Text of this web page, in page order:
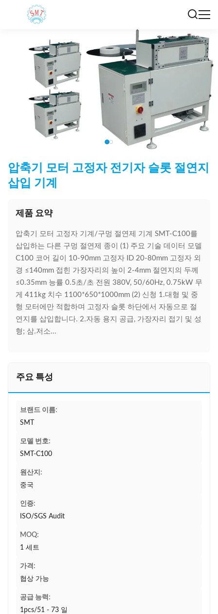
압축기 모터 고정자 전기자 슬롯 절연지
삽입 기계
제품 요약
압축기 모터 고정자 기계/구멍 절연제 기계 SMT-C100를
삽입하는 다른 구멍 절연제 종이 (1) 주요 기술 데이터 모델
C100 코어 길이 10-90mm 고정자 ID 20-80mm 고정자 외
경 ≤140mm 접힌 가장자리의 높이 2-4mm 절연지의 두께
≤0.35mm 능률 0.5초/초 전원 380V, 50/60Hz, 0.75kW 무
게 411kg 치수 1100*650*1000mm (2) 신청 1.대형 및 중
형 모터에만 적합하며 고정자 슬롯 하단에서 자동으로 절
연지를 삽입합니다. 2.자동 용지 공급, 가장자리 접기 및 성
형; 삼.저소...
주요 특성
브랜드 이름:
SMT
모델 번호:
SMT-C100
원산지:
중국
인증:
ISO/SGS Audit
MOQ:
1 세트
가격:
협상 가능
공급 능력:
1pcs/51 - 73 일